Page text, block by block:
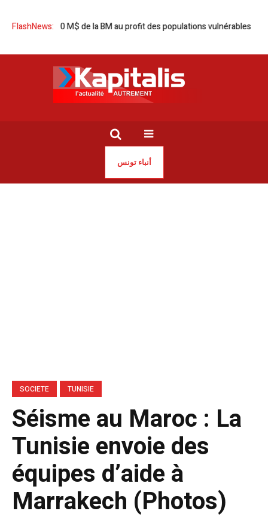
FlashNews:
de 90 M$ de la BM au profit des populations vulnérables La
أنباء تونس
SOCIETE TUNISIE
Séisme au Maroc : La
Tunisie envoie des
équipes d’aide à
Marrakech (Photos)